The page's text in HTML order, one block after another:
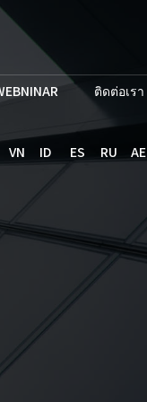
ติดต่อเรา
VN ID ES RU AE